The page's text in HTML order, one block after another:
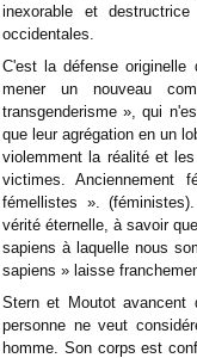
inexorable et
occidentales.
C'est la défense
mener un nouveau
transgenderisme », qui
que leur agrégation en un
violemment la réalité et
victimes. Anciennement
fémellistes ».
vérité éternelle, à savoir
sapiens à laquelle nous
sapiens » laisse
Stern et Moutot avancent
personne ne veut
homme. Son corps est